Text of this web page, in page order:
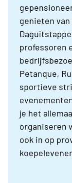
genieten
professoren
Petanque,
sportieve
je het
organiseren
ook in op